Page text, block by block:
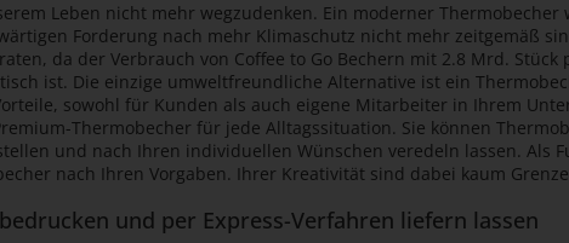
Leben nicht mehr wegzudenken. Ein moderner
Forderung nach mehr Klimaschutz nicht mehr zeitgemäß
da der Verbrauch von Coffee to Go Bechern mit 2.8 Mrd.
ist. Die einzige umweltfreundliche Alternative ist ein
sowohl für Kunden als auch eigene Mitarbeiter in Ihrem
Thermobecher für jede Alltagssituation. Sie können
und nach Ihren individuellen Wünschen veredeln lassen. Als
nach Ihren Vorgaben. Ihrer Kreativität sind dabei kaum
und per Express-Verfahren liefern lassen